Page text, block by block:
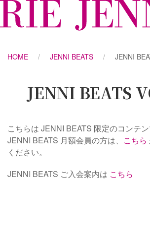
HOME JENNI BEATS JENNI
JENNI BEATS
こちらは JENNI BEATS 限定のコンテン
JENNI BEATS 月額会員の方は、 こちら
ください。
JENNI BEATS ご入会案内は こちら